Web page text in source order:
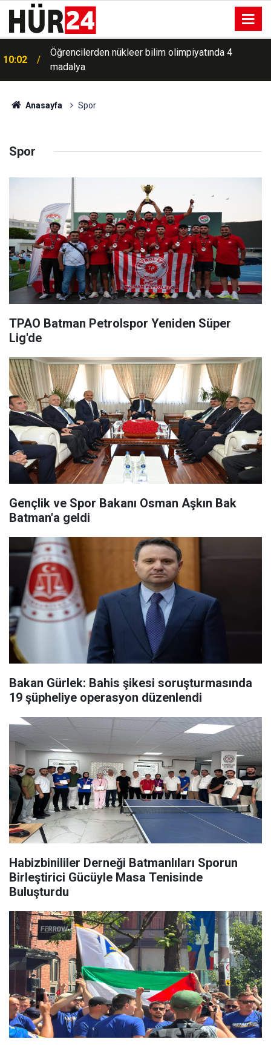
10:02
Öğrencilerden nükleer bilim olimpiyatında 4
madalya
Anasayfa Spor
Spor
TPAO Batman Petrolspor Yeniden Süper
Lig'de
Gençlik ve Spor Bakanı Osman Aşkın Bak
Batman'a geldi
Bakan Gürlek: Bahis şikesi soruşturmasında
19 şüpheliye operasyon düzenlendi
Habizbinililer Derneği Batmanlıları Sporun
Birleştirici Gücüyle Masa Tenisinde
Buluşturdu